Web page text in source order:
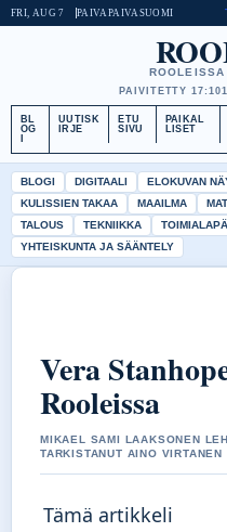
FRI, AUG 7 PAIVAPAIVASUOMI
PAIVITETTY 17:10
BL
OG
UUTISK
IRJE
ETU
SIVU
PAIKAL
LISET
BLOGI DIGITAALI ELOKUVAN
KULISSIEN TAKAA
MAAILMA
TALOUS
TEKNIIKKA
YHTEISKUNTA JA SÄÄNTELY
Vera
Rooleissa
MIKAEL SAMI LAAKSONEN
TARKISTANUT AINO VIRTANEN
Tämä artikkeli